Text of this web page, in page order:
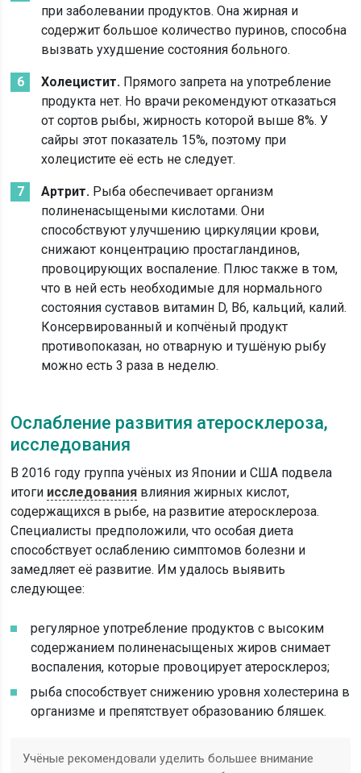
при заболевании продуктов. Она жирная и
содержит большое количество пуринов, способна
вызвать ухудшение состояния больного.
Холецистит. Прямого запрета на употребление
продукта нет. Но врачи рекомендуют отказаться
от сортов рыбы, жирность которой выше 8%. У
сайры этот показатель 15%, поэтому при
холецистите её есть не следует.
Артрит. Рыба обеспечивает организм
полиненасыщеными кислотами. Они
способствуют улучшению циркуляции крови,
снижают концентрацию простагландинов,
провоцирующих воспаление. Плюс также в том,
что в ней есть необходимые для нормального
состояния суставов витамин D, В6, кальций, калий.
Консервированный и копчёный продукт
противопоказан, но отварную и тушёную рыбу
можно есть 3 раза в неделю.
Ослабление развития атеросклероза,
исследования
В 2016 году группа учёных из Японии и США подвела
итоги исследования влияния жирных кислот,
содержащихся в рыбе, на развитие атеросклероза.
Специалисты предположили, что особая диета
способствует ослаблению симптомов болезни и
замедляет её развитие. Им удалось выявить
следующее:
регулярное употребление продуктов с высоким
содержанием полиненасыщеных жиров снимает
воспаления, которые провоцирует атеросклероз;
рыба способствует снижению уровня холестерина в
организме и препятствует образованию бляшек.
Учёные рекомендовали уделить большее внимание